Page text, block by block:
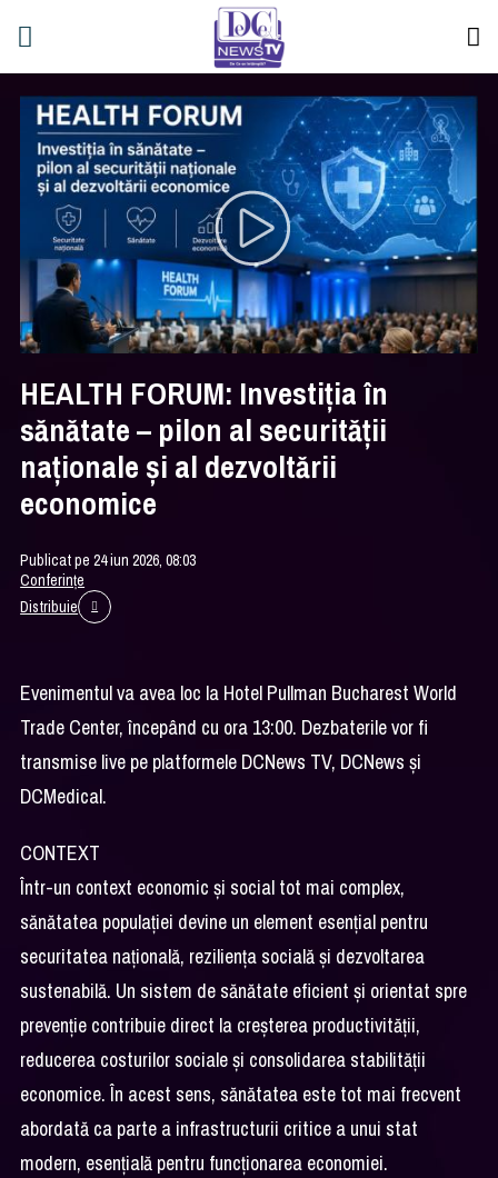
HEALTH FORUM: Investiția în
sănătate – pilon al securității
naționale și al dezvoltării
economice
Publicat pe 24 iun 2026, 08:03
Conferințe
Distribuie
Evenimentul va avea loc la Hotel Pullman Bucharest World
Trade Center, începând cu ora 13:00. Dezbaterile vor fi
transmise live pe platformele DCNews TV, DCNews și
DCMedical.
CONTEXT
Într-un context economic și social tot mai complex,
sănătatea populației devine un element esențial pentru
securitatea națională, reziliența socială și dezvoltarea
sustenabilă. Un sistem de sănătate eficient și orientat spre
prevenție contribuie direct la creșterea productivității,
reducerea costurilor sociale și consolidarea stabilității
economice. În acest sens, sănătatea este tot mai frecvent
abordată ca parte a infrastructurii critice a unui stat
modern, esențială pentru funcționarea economiei.